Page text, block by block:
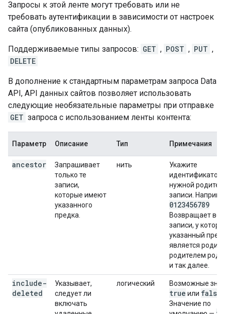
Запросы к этой ленте могут требовать или не
требовать аутентификации в зависимости от настроек
сайта (опубликованных данных).
Поддерживаемые типы запросов: GET , POST , PUT ,
DELETE
В дополнение к стандартным параметрам запроса Data
API, API данных сайтов позволяет использовать
следующие необязательные параметры при отправке
GET запроса с использованием ленты контента:
Параметр Описание Тип Примечания
ancestor
Запрашивает
только те
записи,
которые имеют
указанного
предка.
нить
Укажите
идентификатор
нужной
записи.
0123456789
Возвращает все
записи, у
указанный
является
родителем
и так далее.
include-
deleted
Указывает,
следует ли
включать
логический Возможные
true или false
Значение по